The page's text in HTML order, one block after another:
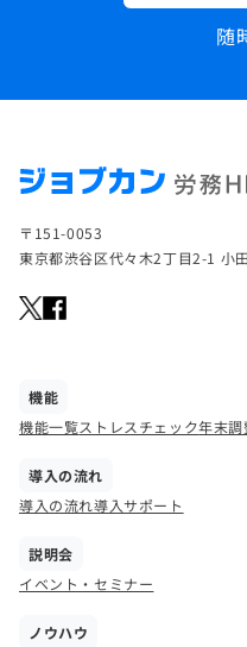
随
〒151-0053
東京都渋谷区代々木2丁目2-1 小
機能
機能一覧ストレスチェック年末調
導入の流れ
導入の流れ導入サポート
説明会
イベント・セミナー
ノウハウ